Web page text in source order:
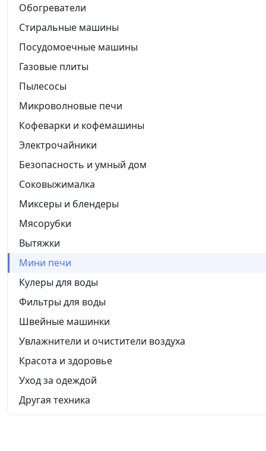
Обогреватели
Стиральные машины
Посудомоечные машины
Газовые плиты
Пылесосы
Микроволновые печи
Кофеварки и кофемашины
Электрочайники
Безопасность и умный дом
Соковыжималка
Миксеры и блендеры
Мясорубки
Вытяжки
Мини печи
Кулеры для воды
Фильтры для воды
Швейные машинки
Увлажнители и очистители воздуха
Красота и здоровье
Уход за одеждой
Другая техника